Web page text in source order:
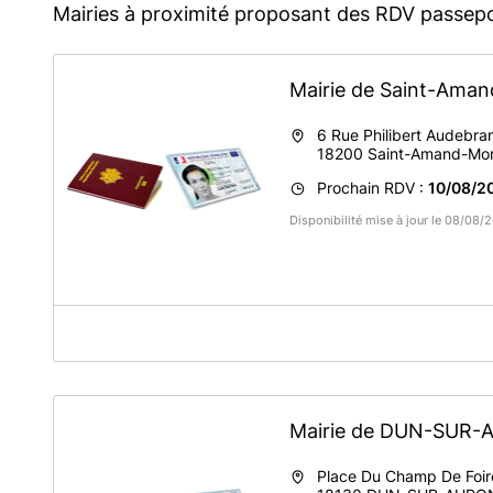
Mairies à proximité proposant des RDV
Mairie de Saint-
6 Rue Philibert
18200 Saint-Amand-
Prochain RDV : 10/08/
Disponibilité mise à jour le 08/08/
Services 6, rue Philibert Audebrand
Les Saint-Amandois et les Habitants de la Communauté
au sein du Service à la Population, Élections et Affaires
Mairie de DUN-SUR-
Place Du Champ De